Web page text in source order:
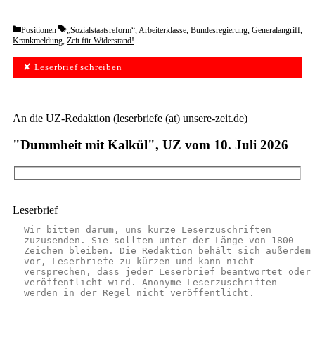
Categories
Positionen Tags
„Sozialstaatsreform“,Arbeiterklasse, Bundesregierung, Generalangriff,
Krankmeldung, Zeit für Widerstand!
✘ Leserbrief schreiben
An die UZ-Redaktion (leserbriefe (at) unsere-zeit.de)
"Dummheit mit Kalkül", UZ vom 10. Juli 2026
Leserbrief